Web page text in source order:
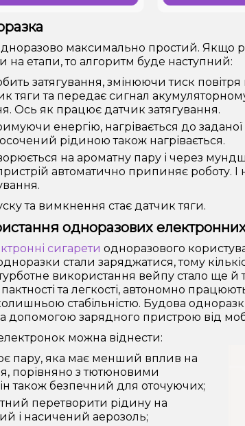
максимально простий. Якщо
на етапи, то алгоритм буде наступний:
затягування, змінюючи тиск
тяги та передає сигнал
Ось як працює датчик затягування.
енергію, нагрівається до
рідиною також нагрівається.
на ароматну пару і через
пристрій автоматично припиняє
та вимкнення стає датчик тяги.
одноразових
сигарети одноразового
стали заряджатися, тому
використання вейпу стало ще
та легкості, автономно
стабільністю. Будова
допомогою зарядного пристрою від
можна віднести:
пару, яка має менший вплив на
порівняно з тютюновими
також безпечний для оточуючих;
перетворити рідину на
і насичений аерозоль;